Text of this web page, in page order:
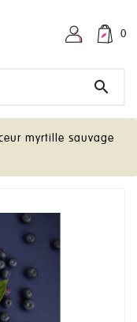
0

myrtille sauvage